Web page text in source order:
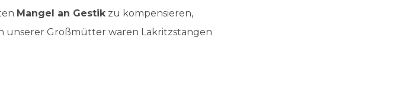
Mangel an Gestik zu kompensieren,
unserer Großmütter waren Lakritzstangen